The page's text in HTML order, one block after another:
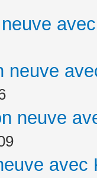
neuve
neuve
avec